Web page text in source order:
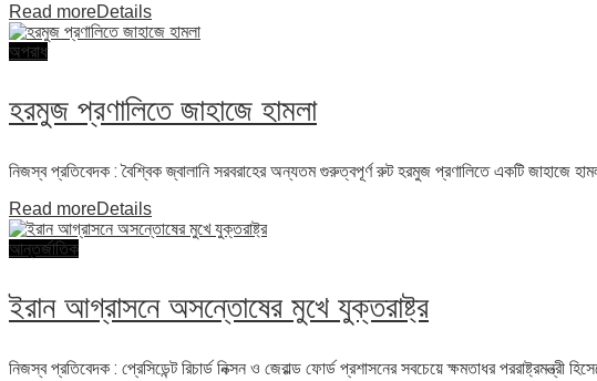
Read moreDetails
অপরাধ
হরমুজ প্রণালিতে জাহাজে হামলা
নিজস্ব প্রতিবেদক : বৈশ্বিক জ্বালানি সরবরাহের অন্যতম গুরুত্বপূর্ণ রুট হরমুজ প্রণালিতে একটি জাহাজে
Read moreDetails
আন্তর্জাতিক
ইরান আগ্রাসনে অসন্তোষের মুখে যুক্তরাষ্ট্র
নিজস্ব প্রতিবেদক : প্রেসিডেন্ট রিচার্ড নিক্সন ও জেরাল্ড ফোর্ড প্রশাসনের সবচেয়ে ক্ষমতাধর পররাষ্ট্রমন্ত্রী